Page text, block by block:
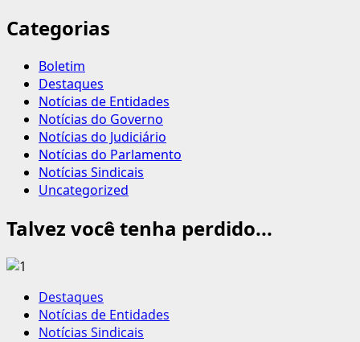
Categorias
Boletim
Destaques
Notícias de Entidades
Notícias do Governo
Notícias do Judiciário
Notícias do Parlamento
Notícias Sindicais
Uncategorized
Talvez você tenha perdido...
Destaques
Notícias de Entidades
Notícias Sindicais